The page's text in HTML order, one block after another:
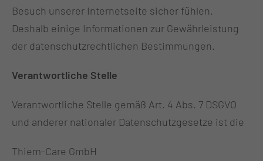
Besuch unserer Internetseite sicher fühlen.
Deshalb einige Informationen zur Gewährleistung
der datenschutzrechtlichen Bestimmungen.
Verantwortliche Stelle
Verantwortliche Stelle gemäß Art. 4 Abs. 7 DSGVO
und anderer nationaler Datenschutzgesetze ist die
Thiem-Care GmbH